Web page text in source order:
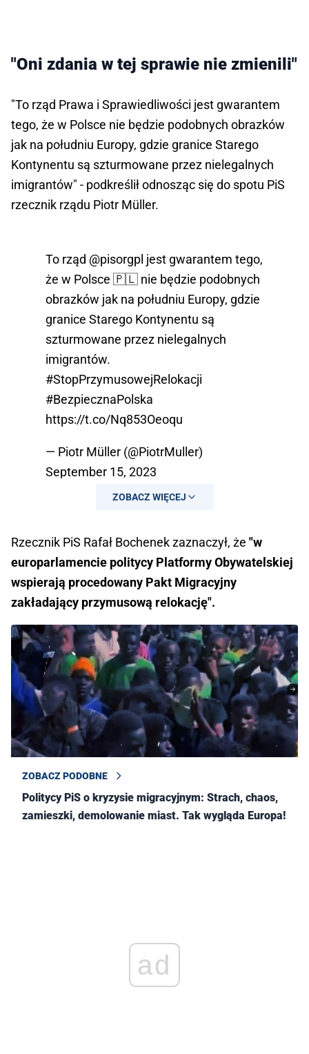
"Oni zdania w tej sprawie nie zmienili"
"To rząd Prawa i Sprawiedliwości jest gwarantem
tego, że w Polsce nie będzie podobnych obrazków
jak na południu Europy, gdzie granice Starego
Kontynentu są szturmowane przez nielegalnych
imigrantów" - podkreślił odnosząc się do spotu PiS
rzecznik rządu Piotr Müller.
To rząd @pisorgpl jest gwarantem tego,
że w Polsce 🇵🇱 nie będzie podobnych
obrazków jak na południu Europy, gdzie
granice Starego Kontynentu są
szturmowane przez nielegalnych
imigrantów.
#StopPrzymusowejRelokacji
#BezpiecznaPolska
https://t.co/Nq853Oeoqu
— Piotr Müller (@PiotrMuller)
September 15, 2023
ZOBACZ WIĘCEJ
Rzecznik PiS Rafał Bochenek zaznaczył, że "w
europarlamencie politycy Platformy Obywatelskiej
wspierają procedowany Pakt Migracyjny
zakładający przymusową relokację".
ZOBACZ PODOBNE
Politycy PiS o kryzysie migracyjnym: Strach, chaos,
zamieszki, demolowanie miast. Tak wygląda Europa!
ad